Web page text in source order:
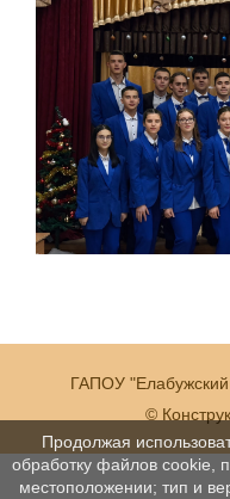
ГАПОУ "Елабужский
©
Продолжая
обработку файлов cookie,
местоположении; тип и